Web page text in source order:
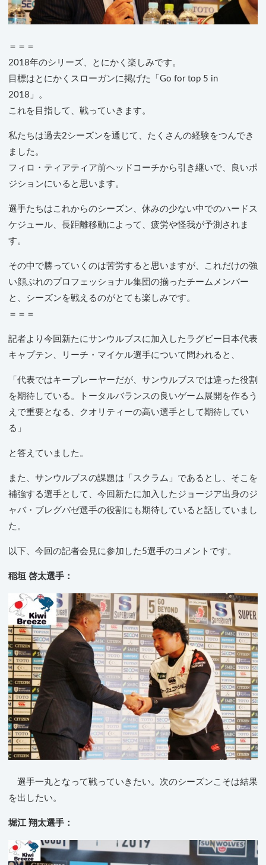
＝＝＝
2018年のシリーズ、とにかく楽しみです。
目標はとにかくスローガンに掲げた「Go for top 5 in
2018」。
これを目指して、戦っていきます。
私たちは過去2シーズンを通じて、たくさんの経験をつんでき
ました。
フィロ・ティアティア前ヘッドコーチから引き継いで、良いポ
ジションにいると思います。
選手たちはこれからのシーズン、休みの少ない中でのハードス
ケジュール、長距離移動によって、疲労や怪我が予測されま
す。
その中で勝っていくのは苦労すると思いますが、これだけの強
い顔ぶれのプロフェッショナル集団の揃ったチームメンバー
と、シーズンを戦えるのがとても楽しみです。
＝＝＝
記者より今回新たにサンウルブスに加入したラグビー日本代表
キャプテン、リーチ・マイケル選手について問われると、
「代表ではキープレーヤーだが、サンウルブスでは違った役割
を期待している。トータルバランスの良いゲーム展開を作るう
えで重要となる、クオリティーの高い選手として期待してい
る」
と答えていました。
また、サンウルブスの課題は「スクラム」であるとし、そこを
補強する選手として、今回新たに加入したジョージア出身のジ
ャバ・ブレグバゼ選手の役割にも期待していると話していまし
た。
以下、今回の記者会見に参加した5選手のコメントです。
稲垣 啓太選手：
選手一丸となって戦っていきたい。次のシーズンこそは結果
を出したい。
堀江 翔太選手：